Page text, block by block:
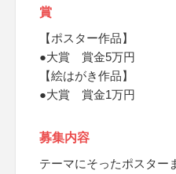
賞
【ポスター作品】
●大賞 賞金5万円
【絵はがき作品】
●大賞 賞金1万円
募集内容
テーマにそったポスター